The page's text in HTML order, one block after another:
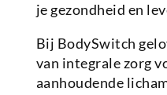
je gezondheid en
Bij BodySwitch
van integrale zorg
aanhoudende